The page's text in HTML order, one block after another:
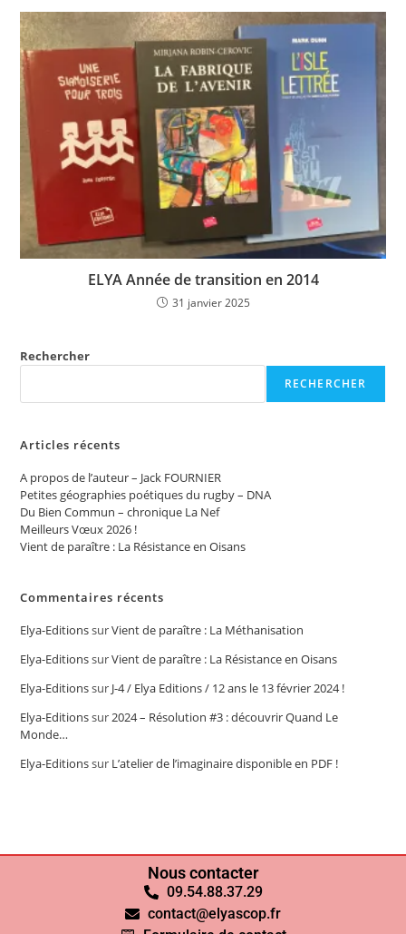
ELYA Année de transition en 2014
31 janvier 2025
Rechercher
RECHERCHER
Articles récents
A propos de l’auteur – Jack FOURNIER
Petites géographies poétiques du rugby – DNA
Du Bien Commun – chronique La Nef
Meilleurs Vœux 2026 !
Vient de paraître : La Résistance en Oisans
Commentaires récents
Elya-EditionssurVient de paraître : La Méthanisation
Elya-EditionssurVient de paraître : La Résistance en Oisans
Elya-Editionssur J-4 / Elya Editions / 12 ans le 13 février 2024 !
Elya-Editionssur 2024 – Résolution #3 : découvrir Quand Le
Monde…
Elya-Editionssur L’atelier de l’imaginaire disponible en PDF !
Nous contacter
09.54.88.37.29
contact@elyascop.fr